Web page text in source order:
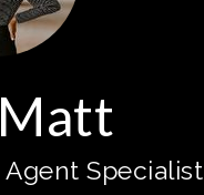
Specialist